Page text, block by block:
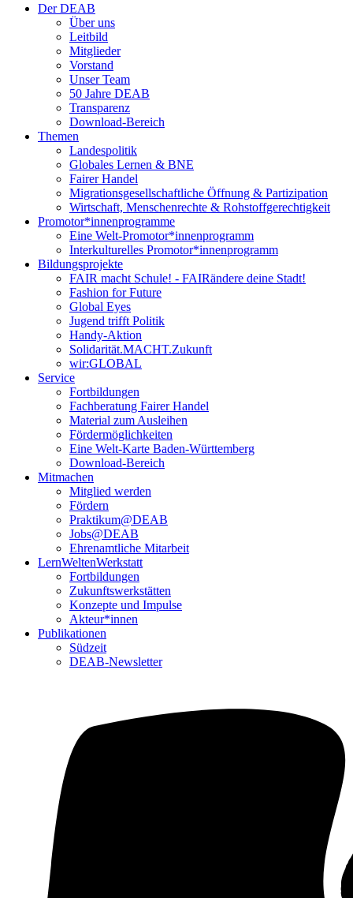
Der DEAB
Über uns
Leitbild
Mitglieder
Vorstand
Unser Team
50 Jahre DEAB
Transparenz
Download-Bereich
Themen
Landespolitik
Globales Lernen & BNE
Fairer Handel
Migrationsgesellschaftliche Öffnung & Partizipation
Wirtschaft, Menschenrechte & Rohstoffgerechtigkeit
Promotor*innen­programme
Eine Welt-Promotor*innenprogramm
Interkulturelles Promotor*innenprogramm
Bildungsprojekte
FAIR macht Schule! - FAIRändere deine Stadt!
Fashion for Future
Global Eyes
Jugend trifft Politik
Handy-Aktion
Solidarität.MACHT.Zukunft
wir:GLOBAL
Service
Fortbildungen
Fachberatung Fairer Handel
Material zum Ausleihen
Fördermöglichkeiten
Eine Welt-Karte Baden-Württemberg
Download-Bereich
Mitmachen
Mitglied werden
Fördern
Praktikum@DEAB
Jobs@DEAB
Ehrenamtliche Mitarbeit
LernWeltenWerkstatt
Fortbildungen
Zukunftswerkstätten
Konzepte und Impulse
Akteur*innen
Publikationen
Südzeit
DEAB-Newsletter